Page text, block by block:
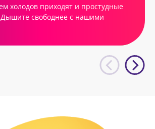
холодов приходят и простудные
Дышите свободнее с нашими